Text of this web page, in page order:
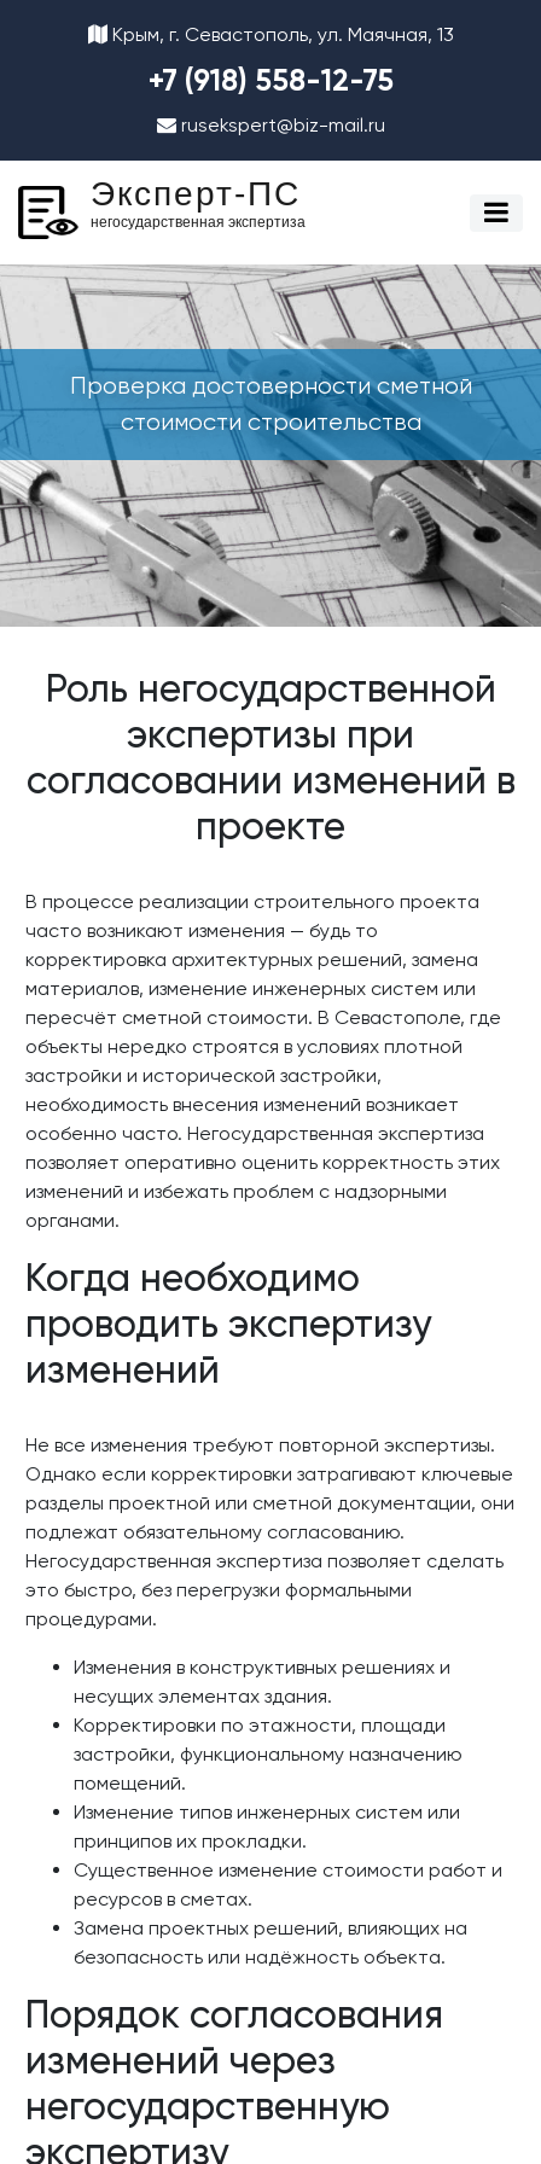
Крым, г. Севастополь, ул. Маячная, 13
+7 (918) 558-12-75
rusekspert@biz-mail.ru
Эксперт-ПС
негосударственная экспертиза
Проверка достоверности сметной
стоимости строительства
Роль негосударственной
экспертизы при
согласовании изменений в
проекте
В процессе реализации строительного проекта
часто возникают изменения — будь то
корректировка архитектурных решений, замена
материалов, изменение инженерных систем или
пересчёт сметной стоимости. В Севастополе, где
объекты нередко строятся в условиях плотной
застройки и исторической застройки,
необходимость внесения изменений возникает
особенно часто. Негосударственная экспертиза
позволяет оперативно оценить корректность этих
изменений и избежать проблем с надзорными
органами.
Когда необходимо
проводить экспертизу
изменений
Не все изменения требуют повторной экспертизы.
Однако если корректировки затрагивают ключевые
разделы проектной или сметной документации, они
подлежат обязательному согласованию.
Негосударственная экспертиза позволяет сделать
это быстро, без перегрузки формальными
процедурами.
Изменения в конструктивных решениях и
несущих элементах здания.
Корректировки по этажности, площади
застройки, функциональному назначению
помещений.
Изменение типов инженерных систем или
принципов их прокладки.
Существенное изменение стоимости работ и
ресурсов в сметах.
Замена проектных решений, влияющих на
безопасность или надёжность объекта.
Порядок согласования
изменений через
негосударственную
экспертизу